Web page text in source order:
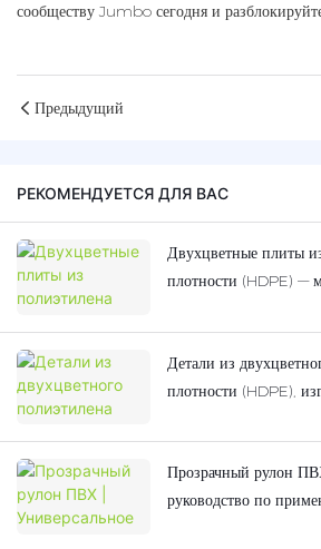
сообществу Jumbo сегодня и
Предыдущий
РЕКОМЕНДУЕТСЯ ДЛЯ ВАС
Двухцветные плиты
плотности (HDPE) —
Детали из
плотности (HDPE),
оборудования.
Прозрачный рулон
руководство по